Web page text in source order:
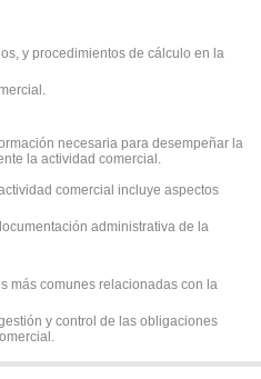
y procedimientos de cálculo en la
necesaria para desempeñar la
la actividad comercial.
comercial incluye aspectos
administrativa de la
más comunes relacionadas con la
y control de las obligaciones